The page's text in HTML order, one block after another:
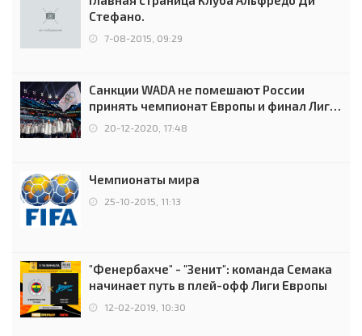
Стефано.
7-08-2015, 09:29
Санкции WADA не помешают России
принять чемпионат Европы и финал Лиги
чемпионов.
20-12-2020, 17:48
Чемпионаты мира
25-10-2015, 11:13
"Фенербахче" - "Зенит": команда Семака
начинает путь в плей-офф Лиги Европы
12-02-2019, 10:30